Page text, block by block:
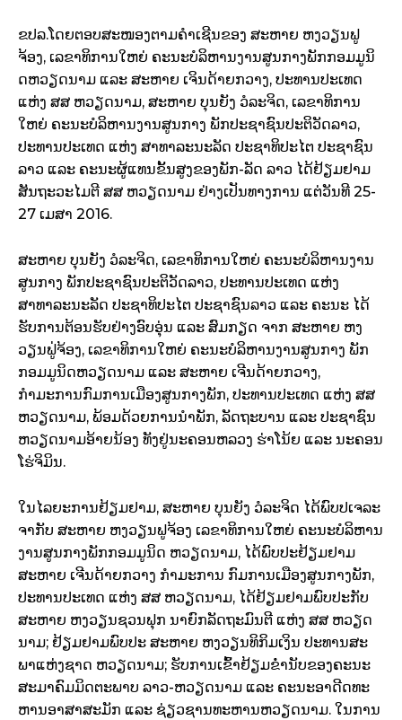
ຂປລ.ໂດຍຕອບສະໜອງຕາມຄຳເຊີນຂອງ ສະຫາຍ ຫງວຽນ​ຟູ
ຈ້ອງ, ​ ເລຂາທິການໃຫຍ່ ຄະນະບໍລິຫານ​ງານ​ສູນ​ກາງ​ພັກ​ກອມ​ມູນິ
ດຫວຽດນາມ ແລະ ​ສະ​ຫາຍ ເຈິນ​​ດ້າຍກວາງ, ປ​ະ​ທານ​ປະ​ເທດ
ແຫ່ງ ສ​ສ ຫວຽດ​ນາມ, ສະຫາຍ ​ບຸນ​ຍັງ ວໍ​ລະ​ຈິດ, ​ ເລຂາທິການ
ໃຫຍ່ ຄະນະບໍລິຫານງານສູນກາງ ພັກປະຊາຊົນປະຕິວັດລາວ,
ປະທານປະເທດ ແຫ່ງ ສາທາລະນະລັດ ປະຊາທິປະໄຕ ປະຊາຊົນ
ລາວ ​ແລະ ຄະນະ​ຜູ້​ແທນ​ຂັ້ນ​ສູງຂອງພັກ-ລັດ ລາວ ​ ໄ​ດ້ຢ້ຽມຢາມ​
ສັນ​ຖະ​ວະ​ໄມ​ຕີ ສສ ຫວຽດນາມ ຢ່າງ​ເປັນ​ທາງ​ການ ແຕ່ວັນທີ 25-
27 ເມ​ສາ 2016.
ສະຫາຍ ບຸນ​ຍັງ ວໍ​ລະ​ຈິດ, ​ ເລຂາທິການໃຫຍ່ ຄະນະບໍລິຫານງານ
ສູນກາງ ພັກປະຊາຊົນປະຕິວັດລາວ, ປະທານປະເທດ ແຫ່ງ
ສາທາລະນະລັດ ປະຊາທິປະໄຕ ປະຊາຊົນລາວ ແລະ ຄະນະ ໄດ້
ຮັບການຕ້ອນຮັບຢ່າງອົບອຸ່ນ ແລະ ສົມກຽດ ຈາກ ສະຫາຍ ຫງ
ວຽນ​ຟູ່ຈ້ອງ, ​ເລຂາທິການ​ໃຫຍ່​ ຄະນະ​ບໍລິ​ຫານ​ງານ​ສູນ​ກາງ ​ພັກ​
ກອມ​ມູນິດຫວຽດນາມ ​ແລະ ສະຫາຍ ​ ເຈີນ​ດ້າຍ​ກວາງ,
ກຳມະການ​ກົມ​ການ​ເມືອ​ງສູນ​ກາງ​ພັກ, ປະທານ​ປະ​ເທດ ​ແຫ່ງ​ ສສ
ຫວຽດນາມ, ພ້ອມ​ດ້ວຍການ​ນຳພັກ, ລັດຖະບານ ແລະ ປະຊາຊົນ
ຫວຽດນາມອ້າຍ​ນ້ອງ ທັງຢູ່ນະຄອນຫລວງ ຮ່າໂນ້ຍ ແລະ ນະຄອນ
ໂຮ່ຈິມິນ.
ໃນໄລຍະການຢ້ຽມຢາມ, ສະຫາຍ ​ບຸນ​ຍັງ ວໍ​ລະ​ຈິດ ໄດ້ພົບປ​ເຈ​ລະ​
ຈາກັບ ສະຫາຍ ຫງວຽນ​ຟູຈ້ອງ ​ເລຂາທິການ​ໃຫຍ່ ​ຄະນະ​ບໍລິ​ຫານ​
ງານ​ສູນ​ກາງ​ພັກ​ກອມ​ມູນິດ ຫວຽດນາມ, ໄດ້​ພົບ​ປະ​ຢ້ຽມ​ຢາມ
ສະຫາຍ ເຈີນ​ດ້າຍ​ກວາງ ກຳມະການ ​ ກົມ​ການ​ເມືອ​ງສູນ​ກາງ​ພັກ,
ປະທານ​ປະ​ເທດ ​ແຫ່ງ ​ສສ ຫວຽດນາມ, ​ໄດ້​ຢ້ຽມ​ຢາມພົບ​ປະ​ກັບ
ສະ​ຫາຍ ຫງວຽນ​ຊວນ​ຟຸກ ນາ​ຍົກ​ລັດ​ຖະ​ມົນ​ຕີ ແຫ່ງ ສ​ສ ຫວຽດ​
ນາມ; ຢ້ຽມ​ຢາມ​ພົບ​ປະ​ ສະ​ຫາຍ ຫງວຽນ​ທິ​ກິມ​ເງິນ ປະ​ທານ​ສະ​
ພາແຫ່ງ​ຊາດ ຫວຽດ​ນາມ; ຮັບ​ການ​ເຂົ້າ​ຢ້ຽມ​ຂ່ຳ​ນັບ​ຂອງຄະ​ນະ
ສະ​ມາ​ຄົມ​ມິດ​ຕະ​ພາບ ລາວ-ຫວຽດ​ນາມ ແລະ ຄະ​ນະອາ​ດີ​ດ​ທະ​
ຫານ​ອາ​ສາ​ສະ​ມັກ ແລະ ຊ່ຽວ​ຊານ​ທະ​ຫານຫວຽດ​ນາມ. ໃນການ​